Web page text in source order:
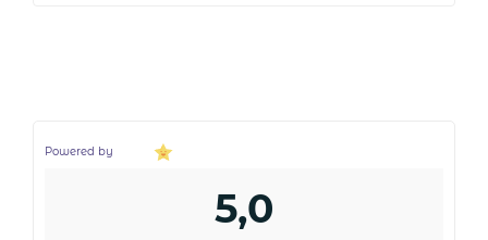
Powered by
5,0